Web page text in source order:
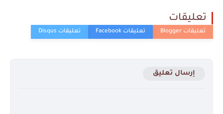
تعليقات
إرسال تعليق